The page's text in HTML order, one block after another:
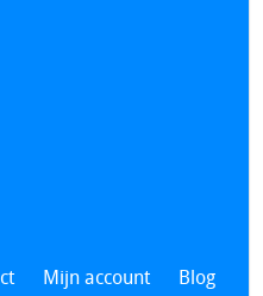
Mijn account Blog